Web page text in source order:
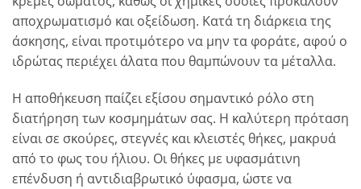
αποχρωματισμό και οξείδωση. Κατά τη διάρκεια της
άσκησης, είναι προτιμότερο να μην τα φοράτε, αφού ο
ιδρώτας περιέχει άλατα που θαμπώνουν τα μέταλλα.
Η αποθήκευση παίζει εξίσου σημαντικό ρόλο στη
διατήρηση των κοσμημάτων σας. Η καλύτερη πρόταση
είναι σε σκούρες, στεγνές και κλειστές θήκες, μακρυά
από το φως του ήλιου. Οι θήκες με υφασμάτινη
επένδυση ή αντιδιαβρωτικό ύφασμα, ώστε να